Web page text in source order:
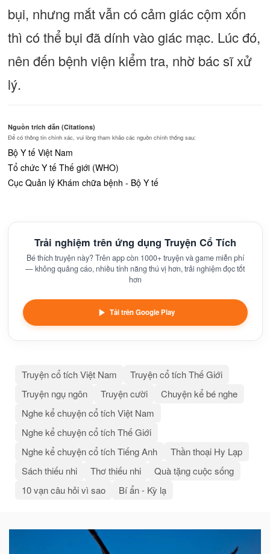
bụi, nhưng mắt vẫn có cảm giác cộm xốn
thì có thể bụi đã dính vào giác mạc. Lúc đó,
nên đến bệnh viện kiểm tra, nhờ bác sĩ xử
lý.
Nguồn trích dẫn (Citations)
Để có thông tin chính xác, vui lòng tham khảo các nguồn chính thống sau:
Bộ Y tế Việt Nam
Tổ chức Y tế Thế giới (WHO)
Cục Quản lý Khám chữa bệnh - Bộ Y tế
Trải nghiệm trên ứng dụng Truyện Cổ Tích
Bé thích truyện này? Trên app còn 1000+ truyện và game miễn phí
— không quảng cáo, nhiều tính năng thú vị hơn, trải nghiệm đọc tốt
hơn
Tải trên Google Play
Truyện cổ tích Việt Nam
Truyện cổ tích Thế Giới
Truyện ngụ ngôn
Truyện cười
Chuyện kể bé nghe
Nghe kể chuyện cổ tích Việt Nam
Nghe kể chuyện cổ tích Thế Giới
Nghe kể chuyện cổ tích Tiếng Anh
Thần thoại Hy Lạp
Sách thiếu nhi
Thơ thiếu nhi
Quà tặng cuộc sống
10 vạn câu hỏi vì sao
Bí ẩn - Kỳ lạ
Bài